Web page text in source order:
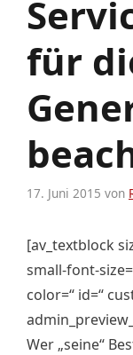
für
17. Juni 2015 von
[av_textblock
small-font-
color=“ id=“
Wer „seine“